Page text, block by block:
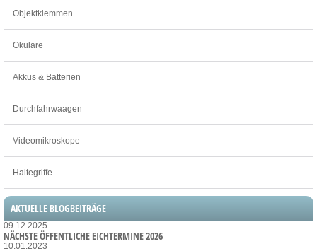
Objektklemmen
Okulare
Akkus & Batterien
Durchfahrwaagen
Videomikroskope
Haltegriffe
AKTUELLE BLOGBEITRÄGE
09.12.2025
NÄCHSTE ÖFFENTLICHE EICHTERMINE 2026
10.01.2023